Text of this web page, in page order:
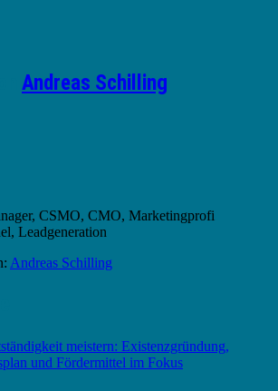
Andreas Schilling
CSMO, CMO, Marketingprofi
Leadgeneration
Andreas Schilling